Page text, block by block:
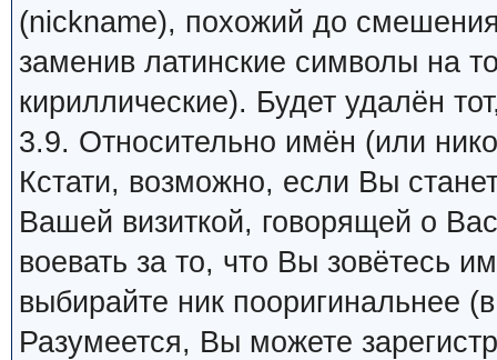
(nickname), похожий до
заменив латинские символы на
кириллические). Будет удалён
3.9. Относительно имён (или
Кстати, возможно, если Вы
Вашей визиткой, говорящей о
воевать за то, что Вы зовётесь
выбирайте ник пооригинальнее
Разумеется, Вы можете